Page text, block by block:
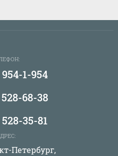
1-954
68-38
35-81
Петербург,